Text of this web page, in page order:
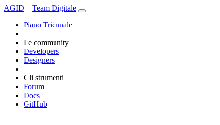
AGID + Team Digitale
Piano Triennale
Le community
Developers
Designers
Gli strumenti
Forum
Docs
GitHub